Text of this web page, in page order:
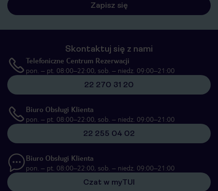
Zapisz się
Skontaktuj się z nami
Telefoniczne Centrum Rezerwacji
pon. – pt. 08:00–22:00, sob. – niedz. 09:00–21:00
22 270 31 20
Biuro Obsługi Klienta
pon. – pt. 08:00–22:00, sob. – niedz. 09:00–21:00
22 255 04 02
Biuro Obsługi Klienta
pon. – pt. 08:00–22:00, sob. – niedz. 09:00–21:00
Czat w myTUI